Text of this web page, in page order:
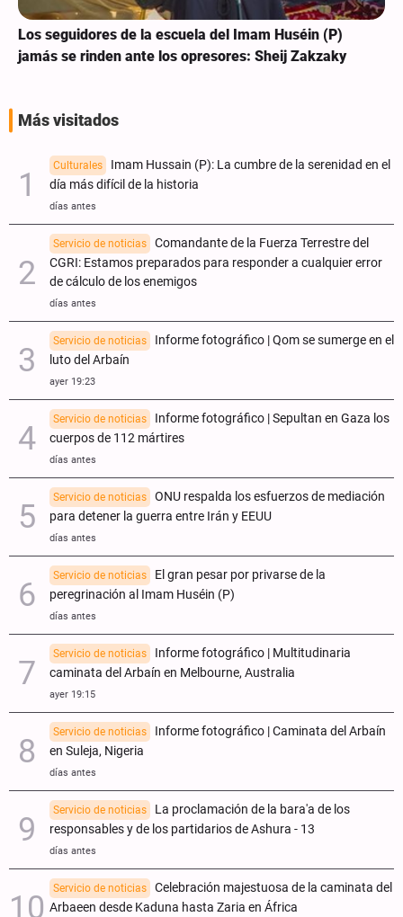
Los seguidores de la escuela del Imam Huséin (P)
jamás se rinden ante los opresores: Sheij Zakzaky
Más visitados
Culturales
Imam Hussain (P): La cumbre de la serenidad en el
día más difícil de la historia
días antes
Servicio de noticias
Comandante de la Fuerza Terrestre del
CGRI: Estamos preparados para responder a cualquier error
de cálculo de los enemigos
días antes
Servicio de noticias
Informe fotográfico | Qom se sumerge en el
luto del Arbaín
ayer 19:23
Servicio de noticias
Informe fotográfico | Sepultan en Gaza los
cuerpos de 112 mártires
días antes
Servicio de noticias
ONU respalda los esfuerzos de mediación
para detener la guerra entre Irán y EEUU
días antes
Servicio de noticias
El gran pesar por privarse de la
peregrinación al Imam Huséin (P)
días antes
Servicio de noticias
Informe fotográfico | Multitudinaria
caminata del Arbaín en Melbourne, Australia
ayer 19:15
Servicio de noticias
Informe fotográfico | Caminata del Arbaín
en Suleja, Nigeria
días antes
Servicio de noticias
La proclamación de la bara'a de los
responsables y de los partidarios de Ashura - 13
días antes
Servicio de noticias
Celebración majestuosa de la caminata del
Arbaeen desde Kaduna hasta Zaria en África